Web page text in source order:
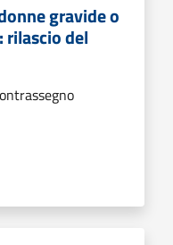
gravide o
rilascio del